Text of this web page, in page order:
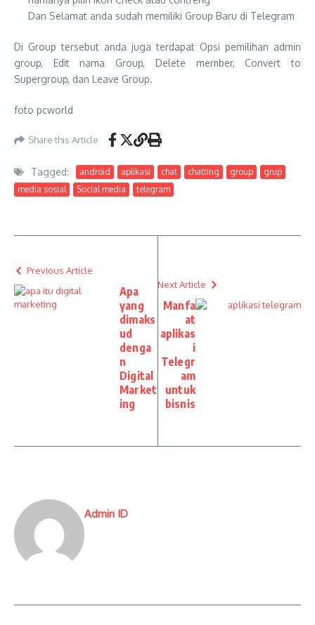
Dan Selamat anda sudah memiliki Group Baru di Telegram
Di Group tersebut anda juga terdapat Opsi pemilihan admin
group, Edit nama Group, Delete member, Convert to
Supergroup, dan Leave Group.
foto pcworld
Share this Article
Tagged: android aplikasi chat chatting group
grup
media sosial
Social media telegram
Previous Article
Apa
yang
dimaks
ud
denga
n
Digital
Market
ing
Next Article
Manfa
at
aplikas
i
Telegr
am
untuk
bisnis
Admin ID